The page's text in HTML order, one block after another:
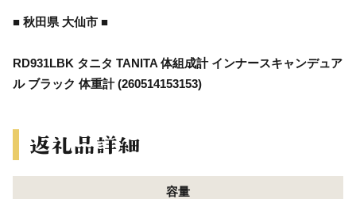
■ 秋田県 大仙市 ■
RD931LBK タニタ TANITA 体組成計 インナースキャンデュア
ル ブラック 体重計 (260514153153)
容量